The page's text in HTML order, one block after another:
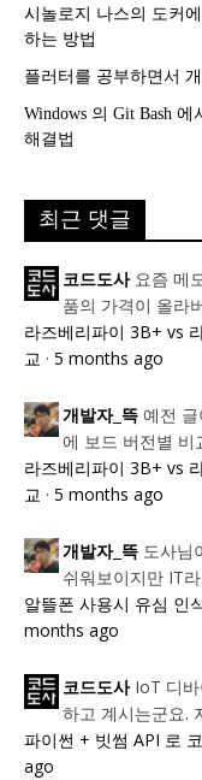
시놀로지 나스의 도커
하는 방법
플러터를 공부하면서
Windows 의 Git Bash
해결법
최근 댓글
코드도사 요즘 메
품의 가격이 올라
라즈베리파이 3B+ vs
교 · 5 months ago
개발자_뜩 예전
에 보드 버전별 비
라즈베리파이 3B+ vs
교 · 5 months ago
개발자_뜩 도사님
쉬워보이지만 IT
알뜰폰 사용시 유심 인
months ago
코드도사 IoT 디
하고 계시는군요.
파이썬 + 빗썸 API 로
ago